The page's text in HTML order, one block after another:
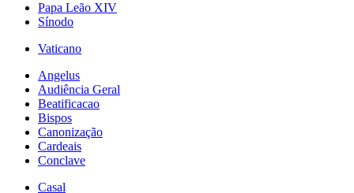
Papa Leão XIV
Sínodo
Vaticano
Angelus
Audiência Geral
Beatificacao
Bispos
Canonização
Cardeais
Conclave
Casal